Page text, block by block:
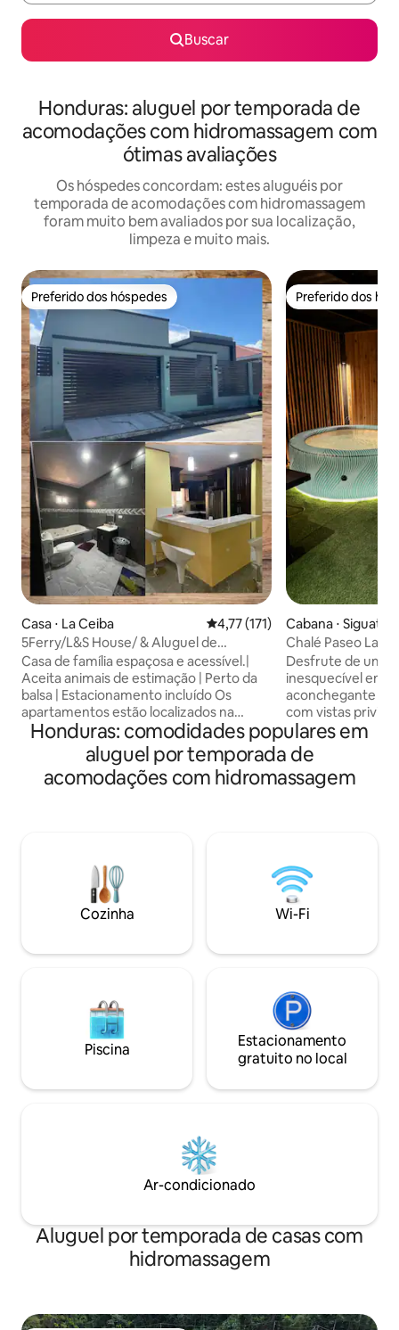
Buscar
Honduras: aluguel por temporada de
acomodações com hidromassagem com
ótimas avaliações
Os hóspedes concordam: estes aluguéis por
temporada de acomodações com hidromassagem
foram muito bem avaliados por sua localização,
limpeza e muito mais.
Preferido dos hóspedes
Preferido dos hóspedes
Casa ⋅ La Ceiba 4,77 de uma avaliação média
4,77 (171)
5Ferry/L&S House/ & Aluguel de
apartamentos
Casa de família espaçosa e acessível.|
Aceita animais de estimação | Perto da
balsa | Estacionamento incluído Os
apartamentos estão localizados na
mesma propriedade que a casa principal
e possuem entrada privativa. Os
hóspedes que alugam a casa podem
trazer até dois veículos, ambos devem
todos os adultos devem apresentar um
documento de identificação oficial
válido. Este é um requisito obrigatório do
condomínio fechado. Obrigado.
Preferido dos
Preferido dos
Cabana ⋅
Chalé Paseo La
Desfrute de uma
inesquecível em
aconchegante
com vistas
que convida você
desconectar. Com um quarto moderno
e super
lhe dar conforto,
Aqui, cada nascer
vivenciado de
Honduras: comodidades populares em
aluguel por temporada de
acomodações com hidromassagem
Cozinha Wi-Fi
Piscina
Estacionamento
gratuito no local
Ar-condicionado
Aluguel por temporada de casas com
hidromassagem